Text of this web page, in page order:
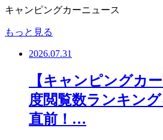
キャンピングカーニュース
もっと見る
2026.07.31
【キャンピングカ
度閲覧数ランキン
直前！…